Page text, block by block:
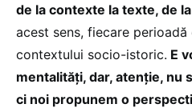
de la contexte la texte, de
acest sens, fiecare
contextului socio-istoric. E
mentalități, dar, atenție, nu
ci noi propunem o